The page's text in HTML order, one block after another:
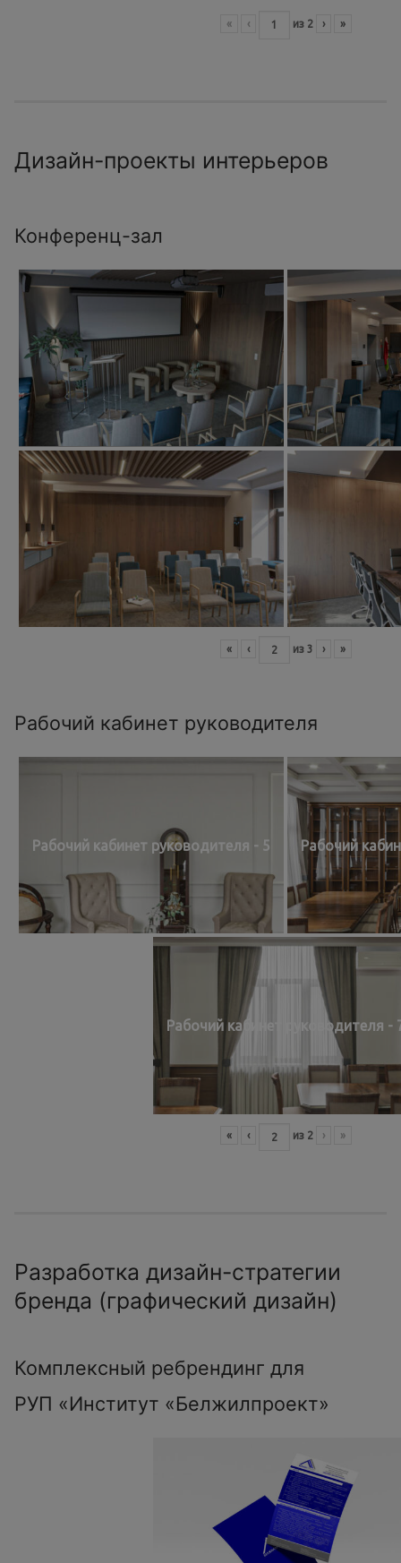
« ‹ из 2 › »
Дизайн-проекты интерьеров
Конференц-зал
« ‹ из 3 › »
Рабочий кабинет руководителя
Рабочий кабинет руководителя - 5 Рабочий
Рабочий кабинет руководителя -
« ‹ из 2 › »
Разработка дизайн-стратегии
бренда (графический дизайн)
Комплексный ребрендинг для
РУП «Институт «Белжилпроект»